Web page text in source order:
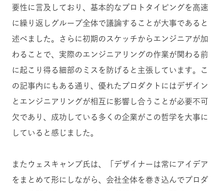
要性に言及しており、基本的なプロトタイピングを高速
に繰り返しグループ全体で議論することが大事であると
述べました。さらに初期のスケッチからエンジニアが加
わることで、実際のエンジニアリングの作業が関わる前
に起こり得る細部のミスを防げると主張しています。こ
の記事内にもある通り、優れたプロダクトにはデザイン
とエンジニアリングが相互に影響し合うことが必要不可
欠であり、成功している多くの企業がこの哲学を大事に
していると感じました。
またウェスキャンプ氏は、「デザイナーは常にアイデア
をまとめて形にしながら、会社全体を巻き込んでプロダ